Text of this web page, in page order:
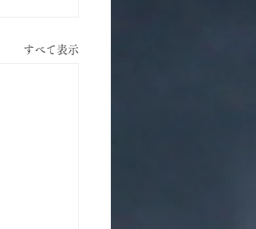
すべて表示